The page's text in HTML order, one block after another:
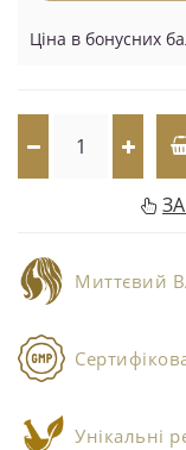
Ціна в бонусних
Миттєвий
Унікальні